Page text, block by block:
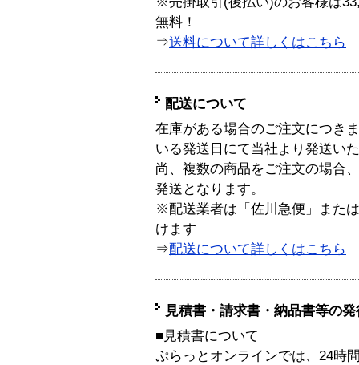
無料！
⇒送料について詳しくはこちら
配送について
在庫がある場合のご注文につき
いる発送日にて当社より発送い
尚、複数の商品をご注文の場合
発送となります。
※配送業者は「佐川急便」また
けます
⇒配送について詳しくはこちら
見積書・請求書・納品書等の
■見積書について
ぷらっとオンラインでは、24時